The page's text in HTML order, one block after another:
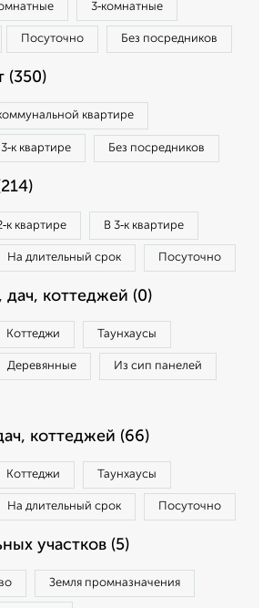
3‑комнатные
Посуточно Без посредников
(350)
квартире
3‑к квартире Без посредников
квартире В 3‑к квартире
На длительный срок Посуточно
коттеджей (0)
Коттеджи Таунхаусы
Деревянные Из сип панелей
коттеджей (66)
Коттеджи Таунхаусы
На длительный срок Посуточно
участков (5)
Земля промназначения